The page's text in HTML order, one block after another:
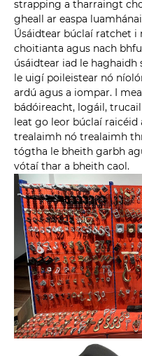
strapping a tharraingt
gheall ar easpa
Úsáidtear búclaí ratchet i
choitianta agus nach
úsáidtear iad le
le uigí poileistear nó
ardú agus a iompar. I
bádóireacht, logáil,
leat go leor búclaí raicéid
trealaimh nó trealaimh
tógtha le bheith garbh
vótaí thar a bheith caol.